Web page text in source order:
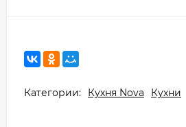
Категории: Кухня Nova Кухни